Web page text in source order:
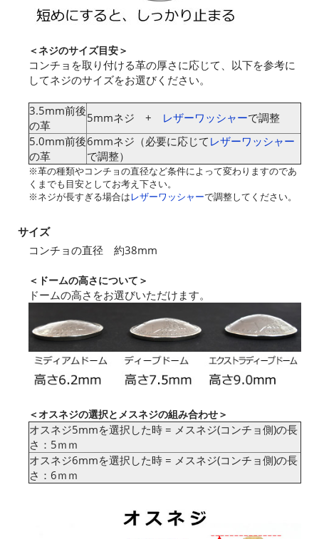
＜ネジのサイズ目安＞
コンチョを取り付ける革の厚さに応じて、以下を参考に
してネジのサイズをお選びください。
3.5mm前後
の革
5mmネジ + レザーワッシャーで調整
5.0mm前後
の革
6mmネジ（必要に応じて レザーワッシャー
で調整）
※革の種類やコンチョの直径など条件によって変わりますのであ
くまでも目安としてお考え下さい。
※ネジが長すぎる場合はレザーワッシャーで調整してください。
サイズ
コンチョの直径 約38mm
＜ドームの高さについて＞
ドームの高さをお選びいただけます。
＜オスネジの選択とメスネジの組み合わせ＞
オスネジ5mmを選択した時 = メスネジ(コンチョ側)の長
さ：5ｍｍ
オスネジ6mmを選択した時 = メスネジ(コンチョ側)の長
さ：6ｍｍ